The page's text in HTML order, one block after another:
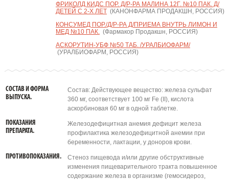
ФРИКОЛД КИДС ПОР. Д/Р-РА МАЛИНА 12Г. №10 ПАК. Д/
ДЕТЕЙ С 2-Х ЛЕТ(КАНОНФАРМА ПРОДАКШН, РОССИЯ)
КОНСУМЕД ПОР./Д/Р-РА Д/ПРИЕМА ВНУТРЬ ЛИМОН И
МЕД №10 ПАК.(Фармакор Продакшн, РОССИЯ)
АСКОРУТИН-УБФ №50 ТАБ. /УРАЛБИОФАРМ/
(УРАЛБИОФАРМ, РОССИЯ)
СОСТАВ И ФОРМА
ВЫПУСКА.
Состав: Действующее вещество: железа сульфат
360 мг, соответствует 100 мг Fe (II), кислота
аскорбиновая 60 мг в одной таблетке.
ПОКАЗАНИЯ
ПРЕПАРАТА.
Железодефицитная анемия дефицит железа
профилактика железодефицитной анемии при
беременности, лактации, у доноров крови.
ПРОТИВОПОКАЗАНИЯ.
Cтеноз пищевода и/или другие обструктивные
изменения пищеварительного тракта повышенное
содержание железа в организме (гемосидероз,